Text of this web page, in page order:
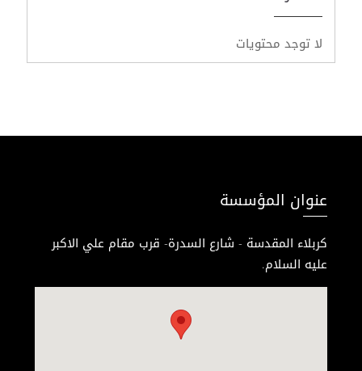
لا توجد محتويات
عنوان المؤسسة
كربلاء المقدسة - شارع السدرة- قرب مقام علي الاكبر
عليه السلام.